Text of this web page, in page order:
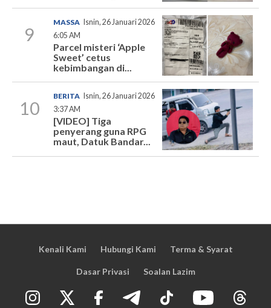
9
MASSA
Isnin, 26 Januari 2026
6:05 AM
Parcel misteri ‘Apple
Sweet’ cetus
kebimbangan di...
10
BERITA
Isnin, 26 Januari 2026
3:37 AM
[VIDEO] Tiga
penyerang guna RPG
maut, Datuk Bandar...
Kenali Kami Hubungi Kami Terma & Syarat
Dasar Privasi Soalan Lazim